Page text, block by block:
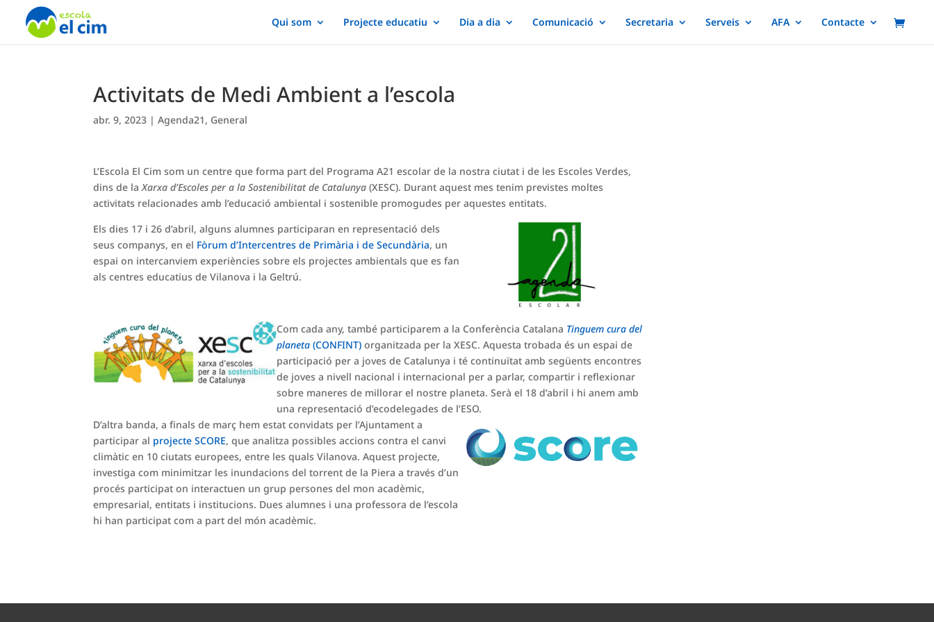
Qui som Projecte educatiu Dia a dia Comunicació Secretaria Serveis AFA Contacte
Activitats de Medi Ambient a l’escola
abr. 9, 2023 |Agenda21, General
L’Escola El Cim som un centre que forma part del Programa A21 escolar de la nostra ciutat i de les Escoles Verdes,
dins de laXarxa d’Escoles per a la Sostenibilitat de Catalunya (XESC). Durant aquest mes tenim previstes moltes
activitats relacionades amb l’educació ambiental i sostenible promogudes per aquestes entitats.
Els dies 17 i 26 d’abril, alguns alumnes participaran en representació dels
seus companys, en el Fòrum d’Intercentres de Primària i de Secundària, un
espai on intercanviem experiències sobre els projectes ambientals que es fan
als centres educatius de Vilanova i la Geltrú.
Com cada any, també participarem a la Conferència Catalana Tinguem cura del
planeta (CONFINT)organitzada per la XESC. Aquesta trobada és un espai de
participació per a joves de Catalunya i té continuïtat amb següents encontres
de joves a nivell nacional i internacional per a parlar, compartir i reflexionar
sobre maneres de millorar el nostre planeta. Serà el 18 d’abril i hi anem amb
una representació d’ecodelegades de l’ESO.
D’altra banda, a finals de març hem estat convidats per l’Ajuntament a
participar al projecte SCORE, que analitza possibles accions contra el canvi
climàtic en 10 ciutats europees, entre les quals Vilanova. Aquest projecte,
investiga com minimitzar les inundacions del torrent de la Piera a través d’un
procés participat on interactuen un grup persones del mon acadèmic,
empresarial, entitats i institucions. Dues alumnes i una professora de l’escola
hi han participat com a part del món acadèmic.